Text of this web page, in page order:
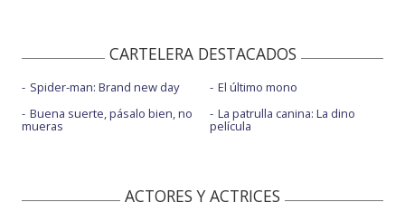
CARTELERA DESTACADOS
Spider-man: Brand new day
Buena suerte, pásalo bien, no
mueras
El último mono
La patrulla canina: La dino
película
ACTORES Y ACTRICES